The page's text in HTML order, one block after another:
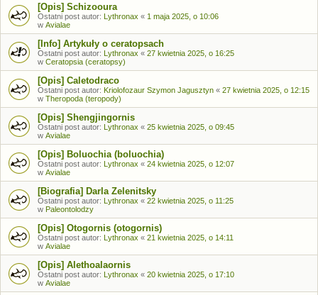
[Opis] Schizooura
Ostatni post autor: Lythronax « 1 maja 2025, o 10:06
w Avialae
[Info] Artykuły o ceratopsach
Ostatni post autor: Lythronax « 27 kwietnia 2025, o 16:25
w Ceratopsia (ceratopsy)
[Opis] Caletodraco
Ostatni post autor: Kriolofozaur Szymon Jagusztyn « 27 kwietnia 2025, o 12:15
w Theropoda (teropody)
[Opis] Shengjingornis
Ostatni post autor: Lythronax « 25 kwietnia 2025, o 09:45
w Avialae
[Opis] Boluochia (boluochia)
Ostatni post autor: Lythronax « 24 kwietnia 2025, o 12:07
w Avialae
[Biografia] Darla Zelenitsky
Ostatni post autor: Lythronax « 22 kwietnia 2025, o 11:25
w Paleontolodzy
[Opis] Otogornis (otogornis)
Ostatni post autor: Lythronax « 21 kwietnia 2025, o 14:11
w Avialae
[Opis] Alethoalaornis
Ostatni post autor: Lythronax « 20 kwietnia 2025, o 17:10
w Avialae